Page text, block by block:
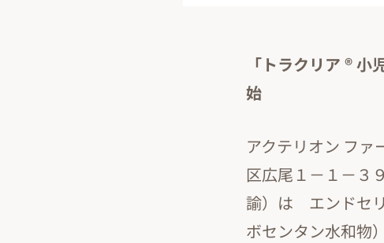
「トラクリア ®
始
アクテリオン ファ
区広尾１－１－３
諭）は エンドセリ
ボセンタン水和物